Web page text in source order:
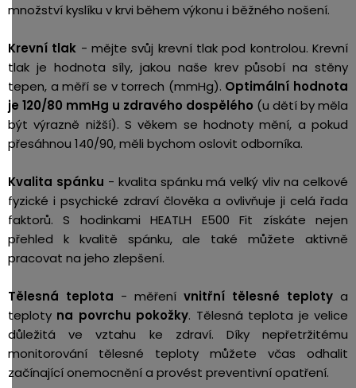
množství kyslíku v krvi během výkonu i běžného nošení.
Krevní tlak - mějte svůj krevní tlak pod kontrolou. Krevní
tlak je hodnota síly, jakou naše krev působí na stěny
tepen, a měří se v torrech (mmHg). Optimální hodnota
je 120/80 mmHg u zdravého dospělého (u dětí by měla
být výrazně nižší). S věkem se hodnoty mění, a pokud
přesáhnou 140/90, měli bychom oslovit odborníka.
Kvalita spánku - kvalita spánku má velký vliv na celkové
fyzické i psychické zdraví člověka a ovlivňuje ji celá řada
faktorů. S hodinkami HEATLH E500 Fit získáte nejen
přehled k kvalitě spánku, ale také můžete aktivně
pracovat na jeho zlepšení.
Tělesná teplota - měření vnitřní tělesné teploty a
teploty na povrchu pokožky. Tělesná teplota je velice
důležitá ve vztahu ke zdraví. Díky nepřetržitému
monitorování tělesné teploty můžete včas odhalit
začínající onemocnění a provést preventivní opatření.